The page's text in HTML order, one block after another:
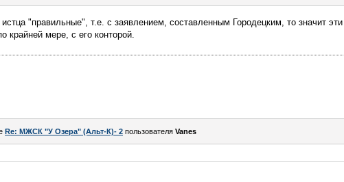
"правильные", т.е. с заявлением, составленным Городецким, то значит
крайней мере, с его конторой.
Re: МЖСК "У Озера" (Альт-К)- 2 пользователя Vanes